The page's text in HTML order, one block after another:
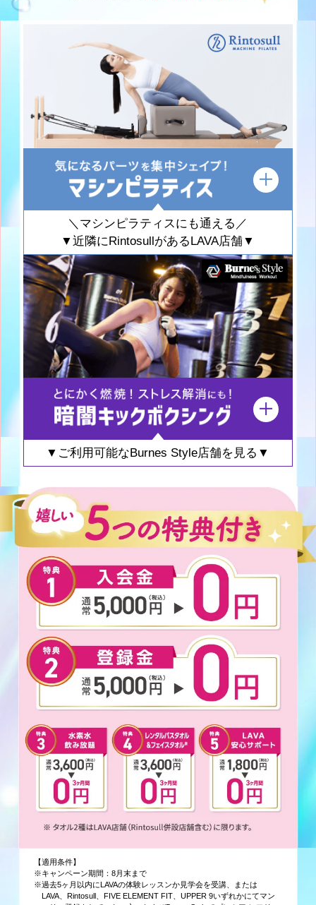
＼マシンピラティスにも通える／
▼近隣にRintosullがあるLAVA店舗▼
▼ご利用可能なBurnes Style店舗を見る▼
【適用条件】
※キャンペーン期間：8月末まで
※過去5ヶ月以内にLAVAの体験レッスンか見学会を受講、または
LAVA、Rintosull、FIVE ELEMENT FIT、UPPER 9いずれかにてマン